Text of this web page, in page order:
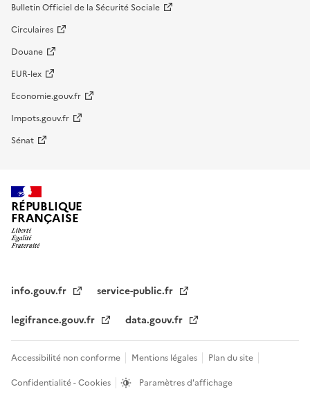
Bulletin Officiel de la Sécurité Sociale
Circulaires
Douane
EUR-lex
Economie.gouv.fr
Impots.gouv.fr
Sénat
RÉPUBLIQUE
FRANÇAISE
info.gouv.fr
service-public.fr
legifrance.gouv.fr
data.gouv.fr
Accessibilité non conforme Mentions légales
Plan du site
Confidentialité - Cookies
Paramètres d'affichage